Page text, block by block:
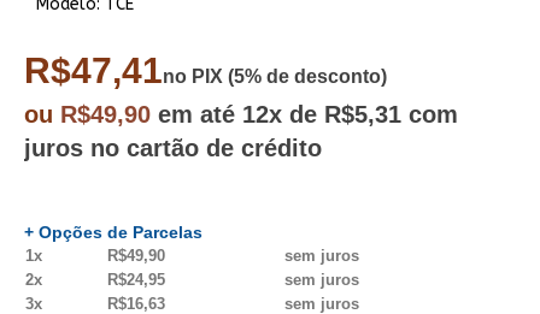
Modelo: TCE
R$47,41no PIX (5% de desconto)
ou R$49,90 em até 12x de R$5,31 com
juros no cartão de crédito
+ Opções de Parcelas
1x R$49,90
sem juros
2x
R$24,95
sem juros
3x
R$16,63
sem juros